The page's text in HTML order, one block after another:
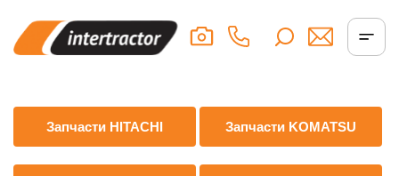
Запчасти HITACHI Запчасти KOMATSU